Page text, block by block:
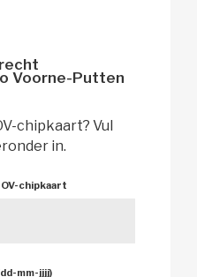
Voorne-Putten
chipkaart? Vul
in.
chipkaart
mm-jjjj)